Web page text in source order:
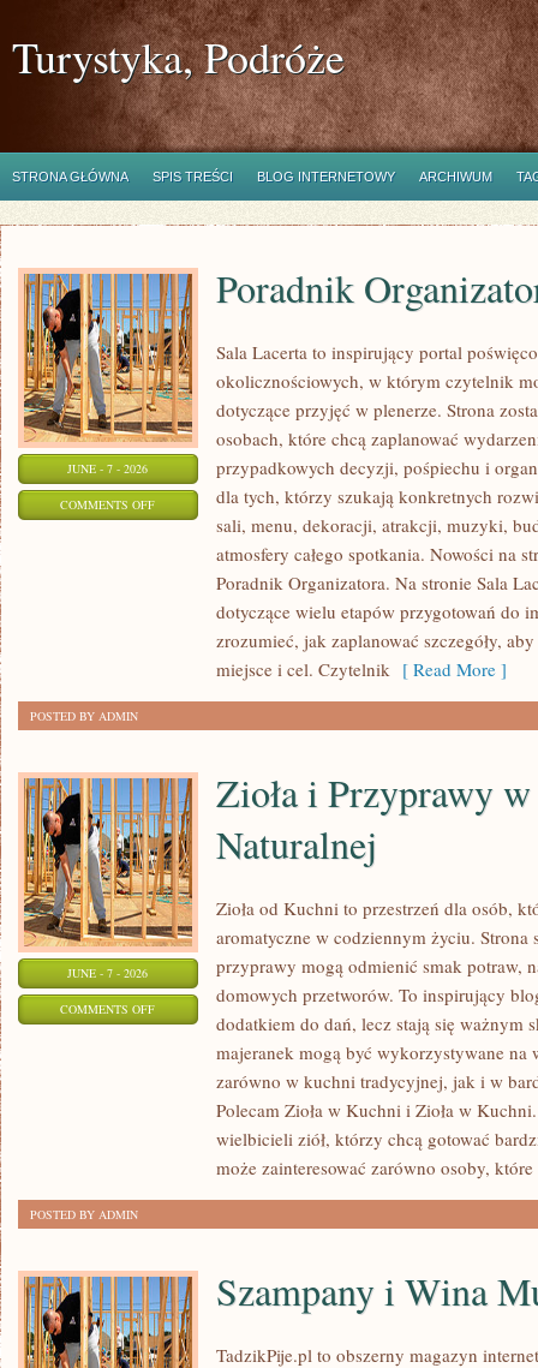
Turystyka, Podróże
STRONA GŁÓWNA SPIS TREŚCI BLOG INTERNETOWY ARCHIWUM
JUNE - 7 - 2026
COMMENTS OFFON
ORGANIZATORA
Poradnik
Sala Lacerta to inspirujący portal
okolicznościowych, w którym czytelnik
dotyczące przyjęć w plenerze. Strona
osobach, które chcą zaplanować
przypadkowych decyzji, pośpiechu i
dla tych, którzy szukają konkretnych
sali, menu, dekoracji, atrakcji, muzyki,
atmosfery całego spotkania. Nowości na
Poradnik Organizatora. Na stronie Sala
dotyczące wielu etapów przygotowań do
zrozumieć, jak zaplanować szczegóły,
miejsce i cel. Czytelnik [ Read More ]
POSTED BY ADMIN
JUNE - 7 - 2026
COMMENTS OFFON
Zioła i Przyprawy
Naturalnej
Zioła od Kuchni to przestrzeń dla osób,
aromatyczne w codziennym życiu.
przyprawy mogą odmienić smak potraw,
domowych przetworów. To inspirujący
dodatkiem do dań, lecz stają się ważnym
majeranek mogą być wykorzystywane na
zarówno w kuchni tradycyjnej, jak i w
Polecam Zioła w Kuchni i Zioła w
wielbicieli ziół, którzy chcą gotować
może zainteresować zarówno osoby,
POSTED BY ADMIN
Szampany i Wina
TadzikPije.pl to obszerny magazyn